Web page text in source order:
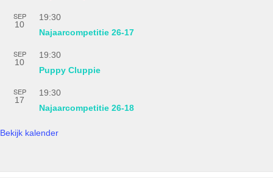
SEP
10
19:30
Najaarcompetitie 26-17
SEP
10
19:30
Puppy Cluppie
SEP
17
19:30
Najaarcompetitie 26-18
Bekijk kalender